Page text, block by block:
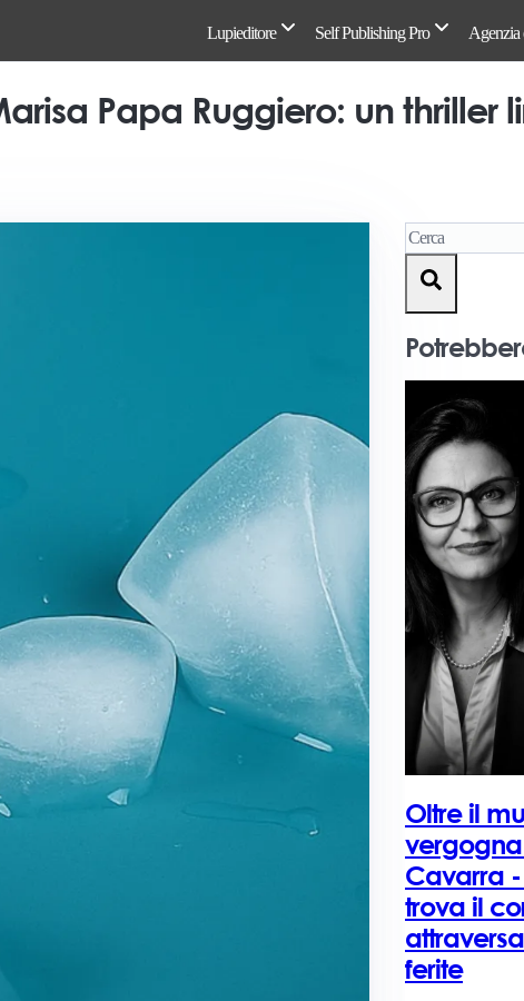
Lupieditore Self Publishing Pro Agenzia
Papa Ruggiero: un thriller
Oltre il
Cavarra
trova il
ferite